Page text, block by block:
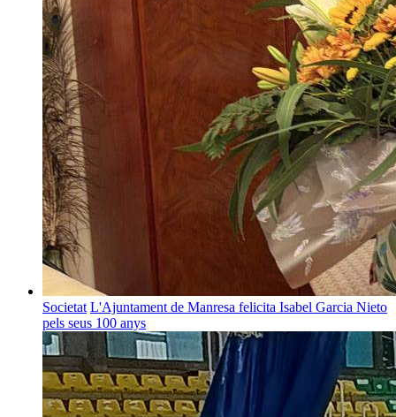
Societat L'Ajuntament de Manresa felicita Isabel Garcia Nieto
pels seus 100 anys